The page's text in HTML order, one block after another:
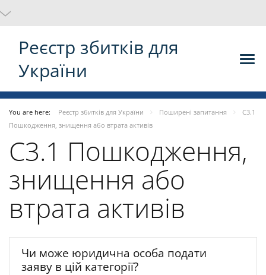
Реєстр збитків для
України
You are here: Реєстр збитків для України Поширені запитання
C3.1
Пошкодження, знищення або втрата активів
C3.1 Пошкодження,
знищення або
втрата активів
Чи може юридична особа подати
заяву в цій категорії?